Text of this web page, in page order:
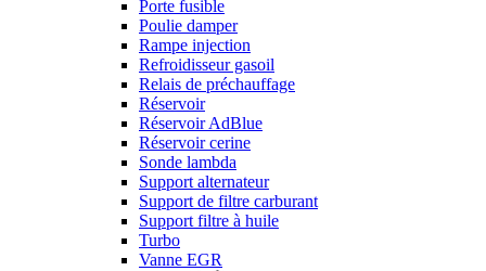
Porte fusible
Poulie damper
Rampe injection
Refroidisseur gasoil
Relais de préchauffage
Réservoir
Réservoir AdBlue
Réservoir cerine
Sonde lambda
Support alternateur
Support de filtre carburant
Support filtre à huile
Turbo
Vanne EGR